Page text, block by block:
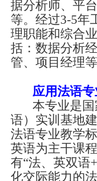
据分析师、平
等。经过3-5年
理职能和综合
括：数据分析
管、项目经理等
应用法语
本专业是
语）实训基地
法语专业教学
英语为主干课
有“法、英双语
化交际能力的